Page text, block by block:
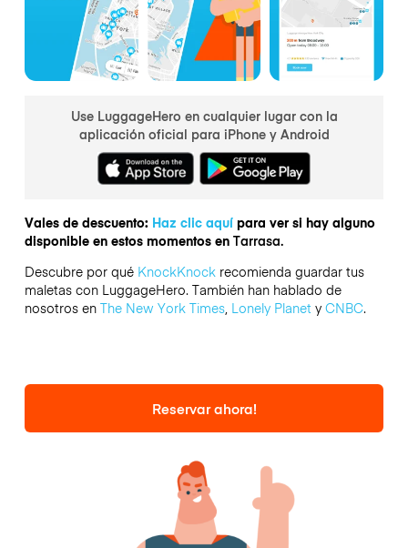
Use LuggageHero en cualquier lugar con la
aplicación oficial para iPhone y Android
Vales de descuento: Haz clic aquípara ver si hay alguno
disponible en estos momentos en Tarrasa.
Descubre por qué KnockKnockrecomienda guardar tus
maletas con LuggageHero. También han hablado de
nosotros en The New York Times, Lonely Planety CNBC.
Reservar ahora!